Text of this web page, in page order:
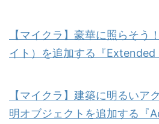
【マイクラ】豪華に照らそう
イト）を追加する『Extended
【マイクラ】建築に明るいア
明オブジェクトを追加する『